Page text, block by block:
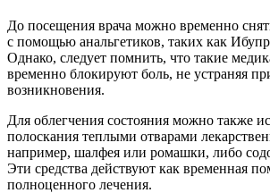
До посещения врача можно временно
с помощью анальгетиков, таких как
Однако, следует помнить, что такие
временно блокируют боль, не устраняя
возникновения.
Для облегчения состояния можно также
полоскания теплыми отварами
например, шалфея или ромашки, либо
Эти средства действуют как временная
полноценного лечения.